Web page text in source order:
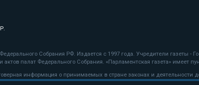
Собрания РФ. Издается с 1997 года. Учредители газеты
палат Федерального Собрания. «Парламентская газета» имеет
информация о принимаемых в стране законах и деятельности